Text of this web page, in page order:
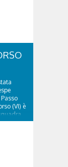
(VI) è